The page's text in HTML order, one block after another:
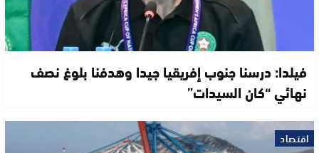
فيلدا: درسنا جنوب إفريقيا جيدا وهدفنا بلوغ نصف
نهائي “كان السيدات”
اقتصاد